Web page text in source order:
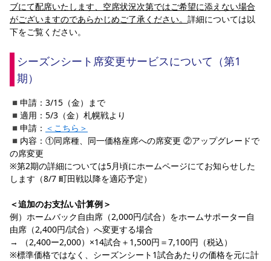
観戦ガイド
初めて観戦ガイド
スタジアム
DAZNで観戦
DAZNで観戦
アウェイツアー
アウェイツアー
よくある質問
よくある質問
クラブ紹介 沿革 シーズン記録 求人情報
サポートする
パートナー企業募集中 セレッソ大阪VISAカード サポートスタッフ
セレッソアイデアちょうだいな
応援商店街
Lise（ライセンスビジネス）
サステナビリティ
サステナビリティポリシー SDGsのゴール
活動レポート SPORT POSITIVE LEAGUES
スポーツクラブ
スポーツクラブ
長居公園 セレッソフットサルパーク
セレッソフットサルパーク長居
セレッソスポーツパーク舞洲 YANMAR HANASAKA STADIUM
セレッソ大阪アカデミー
子供のサッカースクール
大人のサッカースクール
その他スポーツクラブ
ファンクラブ
SAKURA SOCIO 招待券引換方法 まいセレチケット
会員規定
婚姻届・出生届・命名書
ニュース
ニュース
すべて チーム グッズ チケット
ホームタウン パートナー
レディース
アカデミー
ブにて配席いたします、空席状況次第ではご希望に添えない場合
がございますのであらかじめご了承ください。 詳細については以
下をご覧ください。
シーズンシート席変更サービスについて（第1
期）
◾️申請：3/15（金）まで
◾️適用：5/3（金）札幌戦より
◾️申請： ＜こちら＞
◾️内容：①同席種、同一価格座席への席変更 ②アップグレードで
の席変更
※第2期の詳細については5月頃にホームページにてお知らせした
します（8/7 町田戦以降を適応予定）
＜追加のお支払い計算例＞
例）ホームバック自由席（2,000円/試合）をホームサポーター自
由席（2,400円/試合）へ変更する場合
→ （2,400ー2,000）×14試合＋1,500円＝7,100円（税込）
※標準価格ではなく、シーズンシート1試合あたりの価格を元に計